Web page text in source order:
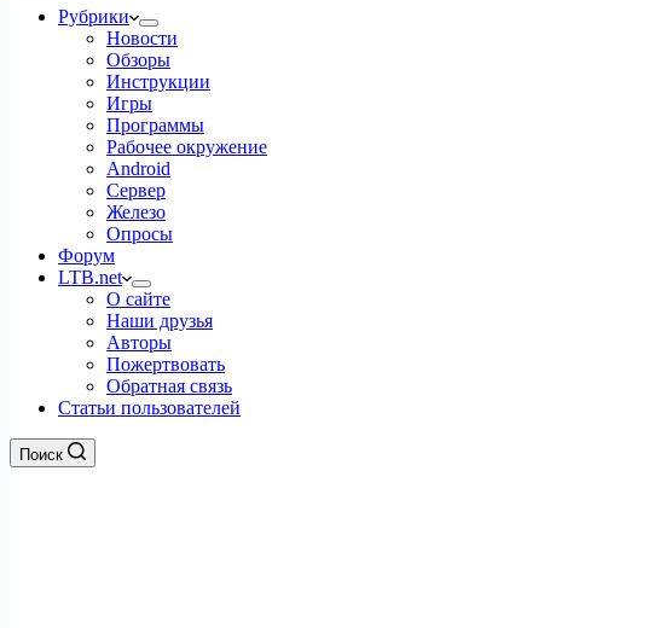
Рубрики
Новости
Обзоры
Инструкции
Игры
Программы
Рабочее окружение
Android
Сервер
Железо
Опросы
Форум
LTB.net
О сайте
Наши друзья
Авторы
Пожертвовать
Обратная связь
Статьи пользователей
Поиск